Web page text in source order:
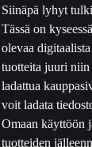
Siinäpä lyhyt
Tässä on
olevaa
tuotteita juuri niin
ladattua
voit ladata
Omaan käyttöön
tuotteiden